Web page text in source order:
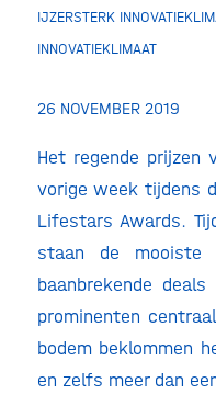
IJZERSTERK
INNOVATIEKLIMAAT
26 NOVEMBER 2019
Het regende prijzen
vorige week tijdens
Lifestars Awards.
staan de mooiste
baanbrekende
prominenten
bodem beklommen
en zelfs meer dan